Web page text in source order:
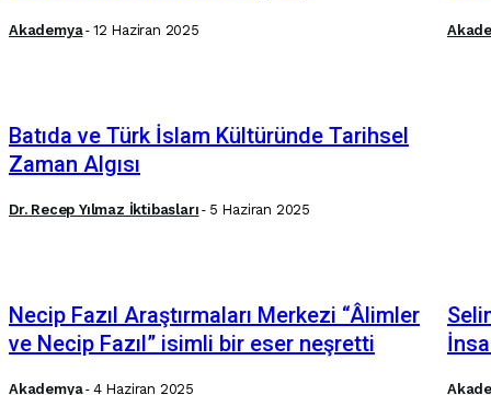
Akademya- 12 Haziran 2025
Batıda ve Türk İslam Kültüründe Tarihsel
Zaman Algısı
Dr. Recep Yılmaz İktibasları - 5 Haziran 2025
Necip Fazıl Araştırmaları Merkezi “Âlimler
ve Necip Fazıl” isimli bir eser neşretti
Akademya- 4 Haziran 2025